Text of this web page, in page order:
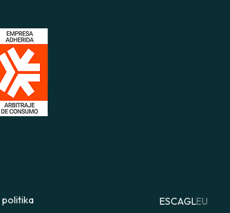
politika ESCAGLEU